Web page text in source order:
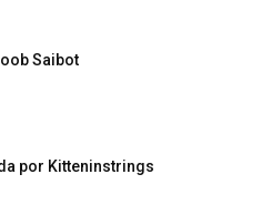
Saibot
por Kitteninstrings